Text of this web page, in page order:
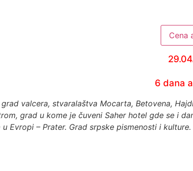
Cena
6 dana
valcera, stvaralaštva Mocarta, Betovena,
grad u kome je čuveni Saher hotel gde se i
Evropi – Prater. Grad srpske pismenosti i